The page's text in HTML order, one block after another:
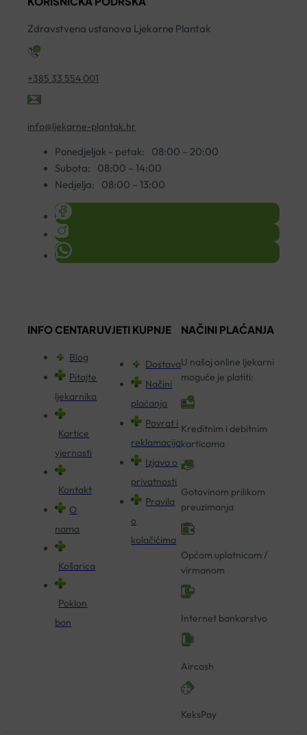
VITA
Zdravstvena ustanova Ljekarne Plantak
+385 33 554 001
info@ljekarne-plantak.hr
Ponedjeljak - petak:
08:00 – 20:00
Subota:
08:00 – 14:00
Nedjelja:
08:00 – 13:00
INFO CENTAR
Blog
Pitajte
ljekarnika
Kartice
vjernosti
Kontakt
O
nama
Košarica
Poklon
bon
UVJETI KUPNJE
Dostava
Načini
plaćanja
Povrat i
reklamacija
Izjava o
privatnosti
Pravila
o
kolačićima
NAČINI PLAĆANJA
U našoj online ljekarni
moguće je platiti:
Kreditnim i debitnim
karticama
Gotovinom prilikom
preuzimanja
Općom uplatnicom /
virmanom
Internet bankarstvo
Aircash
KeksPay